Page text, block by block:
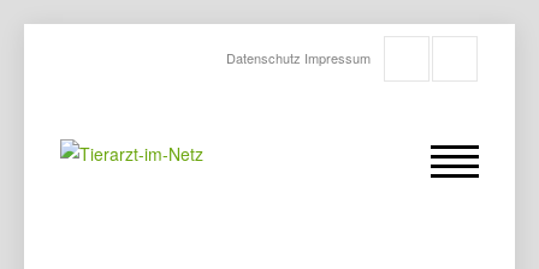
Datenschutz Impressum